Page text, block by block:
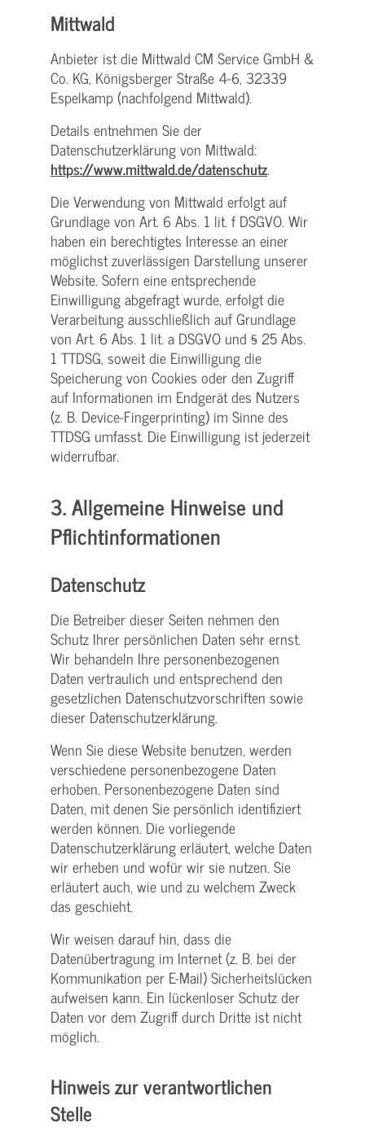
Mittwald
Anbieter ist die Mittwald CM Service GmbH &
Co. KG, Königsberger Straße 4-6, 32339
Espelkamp (nachfolgend Mittwald).
Details entnehmen Sie der
Datenschutzerklärung von Mittwald:
https://www.mittwald.de/datenschutz.
Die Verwendung von Mittwald erfolgt auf
Grundlage von Art. 6 Abs. 1 lit. f DSGVO. Wir
haben ein berechtigtes Interesse an einer
möglichst zuverlässigen Darstellung unserer
Website. Sofern eine entsprechende
Einwilligung abgefragt wurde, erfolgt die
Verarbeitung ausschließlich auf Grundlage
von Art. 6 Abs. 1 lit. a DSGVO und § 25 Abs.
1 TTDSG, soweit die Einwilligung die
Speicherung von Cookies oder den Zugriff
auf Informationen im Endgerät des Nutzers
(z. B. Device-Fingerprinting) im Sinne des
TTDSG umfasst. Die Einwilligung ist jederzeit
widerrufbar.
3. Allgemeine Hinweise und
Pflicht­informationen
Datenschutz
Die Betreiber dieser Seiten nehmen den
Schutz Ihrer persönlichen Daten sehr ernst.
Wir behandeln Ihre personenbezogenen
Daten vertraulich und entsprechend den
gesetzlichen Datenschutzvorschriften sowie
dieser Datenschutzerklärung.
Wenn Sie diese Website benutzen, werden
verschiedene personenbezogene Daten
erhoben. Personenbezogene Daten sind
Daten, mit denen Sie persönlich identifiziert
werden können. Die vorliegende
Datenschutzerklärung erläutert, welche Daten
wir erheben und wofür wir sie nutzen. Sie
erläutert auch, wie und zu welchem Zweck
das geschieht.
Wir weisen darauf hin, dass die
Datenübertragung im Internet (z. B. bei der
Kommunikation per E-Mail) Sicherheitslücken
aufweisen kann. Ein lückenloser Schutz der
Daten vor dem Zugriff durch Dritte ist nicht
möglich.
Hinweis zur verantwortlichen
Stelle